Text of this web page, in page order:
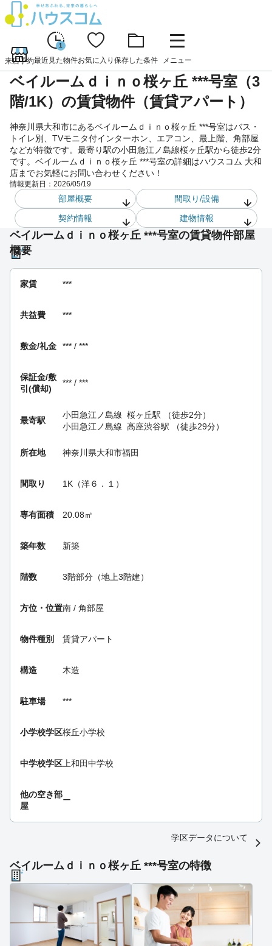
来店予約
1
最近見た物件お気に入り 保存した条件 メニュー
ベイルームｄｉｎｏ桜ヶ丘 ***号室（3
階/1K）の賃貸物件（賃貸アパート）
神奈川県大和市にあるベイルームｄｉｎｏ桜ヶ丘 ***号室はバス・
トイレ別、TVモニタ付インターホン、エアコン、最上階、角部屋
などが特徴です。最寄り駅の小田急江ノ島線桜ヶ丘駅から徒歩2分
です。ベイルームｄｉｎｏ桜ヶ丘 ***号室の詳細はハウスコム 大和
店までお気軽にお問い合わせください！
情報更新日： 2026/05/19
部屋概要
間取り/設備
契約情報
建物情報
ベイルームｄｉｎｏ桜ヶ丘 ***号室の賃貸物件部屋
概要
家賃 ***
共益費 ***
敷金/礼金 *** / ***
保証金/敷
引(償却)
*** / ***
最寄駅
小田急江ノ島線 桜ヶ丘駅 （徒歩2分）
小田急江ノ島線 高座渋谷駅 （徒歩29分）
所在地 神奈川県大和市福田
間取り 1K（洋６．１）
専有面積 20.08㎡
築年数 新築
階数 3階部分（地上3階建）
方位・位置南 / 角部屋
物件種別 賃貸アパート
構造 木造
駐車場 ***
小学校学区桜丘小学校
中学校学区 上和田中学校
他の空き部
屋
ー
学区データについて
ベイルームｄｉｎｏ桜ヶ丘 ***号室の特徴